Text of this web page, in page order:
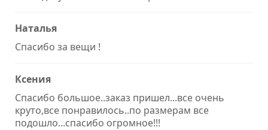
Наталья
Спасибо за вещи !
Ксения
Спасибо большое..заказ пришел...все очень
круто,все понравилось..по размерам все
подошло...спасибо огромное!!!